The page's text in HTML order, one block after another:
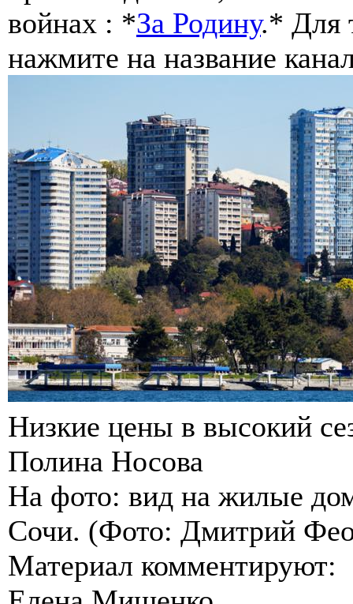
войнах : *За Родину.* Для
нажмите на название
Низкие цены в высокий
Полина Носова
На фото: вид на жилые
Сочи. (Фото: Дмитрий
Материал комментируют: